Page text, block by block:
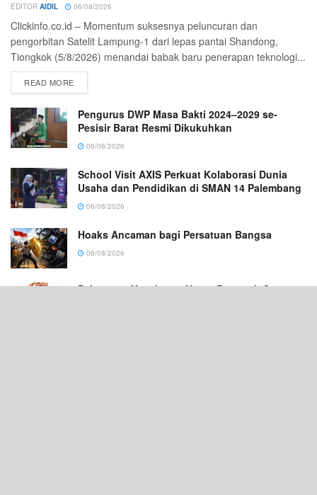
EDITOR AIDIL 06/08/2026
Clickinfo.co.id – Momentum suksesnya peluncuran dan
pengorbitan Satelit Lampung-1 dari lepas pantai Shandong,
Tiongkok (5/8/2026) menandai babak baru penerapan teknologi...
READ MORE
Pengurus DWP Masa Bakti 2024–2029 se-
Pesisir Barat Resmi Dikukuhkan
06/08/2026
School Visit AXIS Perkuat Kolaborasi Dunia
Usaha dan Pendidikan di SMAN 14 Palembang
06/08/2026
Hoaks Ancaman bagi Persatuan Bangsa
06/08/2026
Pelayanan Kesehatan Harus Bergerak Cepat,